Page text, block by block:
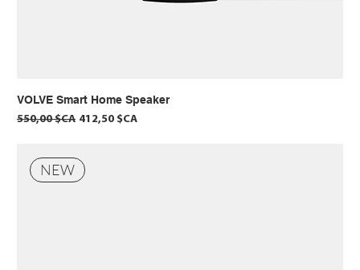
VOLVE Smart Home Speaker
Prix original
550,00 $CA Prix promotionnel
412,50 $CA
NEW